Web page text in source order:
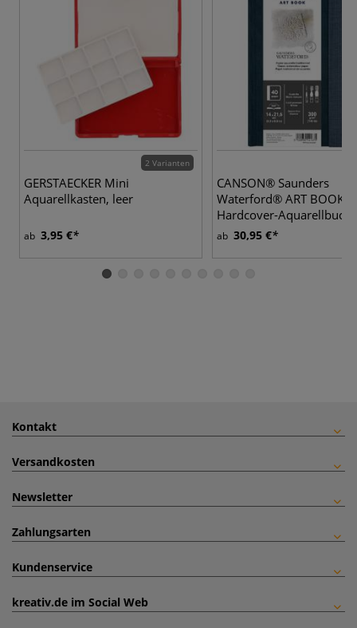
2 Varianten
GERSTAECKER Mini
Aquarellkasten, leer
ab 3,95 €
CANSON® Saunders
Waterford® ART BOOK,
Hardcover-
g/qm
ab 30,95 €
Kontakt
Versandkosten
Newsletter
Zahlungsarten
Kundenservice
kreativ.de im Social Web